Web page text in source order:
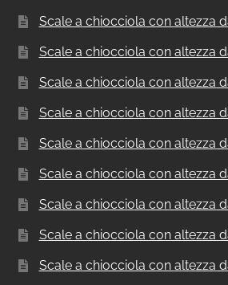
Scale a chiocciola con altezza
Scale a chiocciola con altezza
Scale a chiocciola con altezza
Scale a chiocciola con altezza
Scale a chiocciola con altezza
Scale a chiocciola con altezza
Scale a chiocciola con altezza
Scale a chiocciola con altezza
Scale a chiocciola con altezza